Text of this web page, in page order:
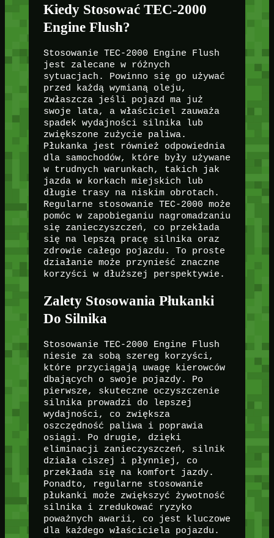
Kiedy Stosować TEC-2000
Engine Flush?
Stosowanie TEC-2000 Engine Flush
jest zalecane w różnych
sytuacjach. Powinno się go używać
przed każdą wymianą oleju,
zwłaszcza jeśli pojazd ma już
swoje lata, a właściciel zauważa
spadek wydajności silnika lub
zwiększone zużycie paliwa.
Płukanka jest również odpowiednia
dla samochodów, które były używane
w trudnych warunkach, takich jak
jazda w korkach miejskich lub
długie trasy na niskim obrotach.
Regularne stosowanie TEC-2000 może
pomóc w zapobieganiu nagromadzaniu
się zanieczyszczeń, co przekłada
się na lepszą pracę silnika oraz
zdrowie całego pojazdu. To proste
działanie może przynieść znaczne
korzyści w dłuższej perspektywie.
Zalety Stosowania Płukanki
Do Silnika
Stosowanie TEC-2000 Engine Flush
niesie za sobą szereg korzyści,
które przyciągają uwagę kierowców
dbających o swoje pojazdy. Po
pierwsze, skuteczne oczyszczenie
silnika prowadzi do lepszej
wydajności, co zwiększa
oszczędność paliwa i poprawia
osiągi. Po drugie, dzięki
eliminacji zanieczyszczeń, silnik
działa ciszej i płynniej, co
przekłada się na komfort jazdy.
Ponadto, regularne stosowanie
płukanki może zwiększyć żywotność
silnika i zredukować ryzyko
poważnych awarii, co jest kluczowe
dla każdego właściciela pojazdu.